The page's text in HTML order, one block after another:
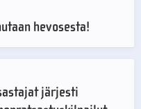
hevosesta!
järjesti